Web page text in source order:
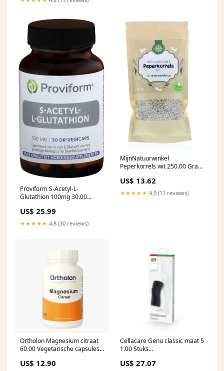
Proviform S-Acetyl-L-
Glutathion 100mg 30.00
en Peuter Verzorging
US$ 25.99
★★★★★ 4.8 (30 reviews)
MijnNatuurwinkel
Peperkorrels wit 250.00 Gram
US$ 13.62
★★★★★ 4.5 (11 reviews)
Ortholon Magnesium citraat
60.00 Vegetarische capsules
capsules
US$ 12.90
Cellacare Genu classic maat 5
1.00 Stuks
US$ 27.07